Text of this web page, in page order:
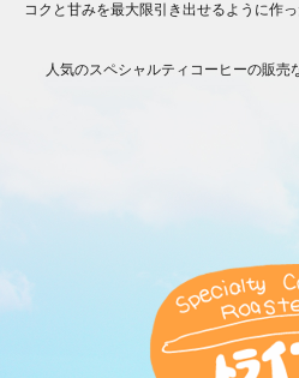
コクと甘みを最大限引き出せるように作
人気のスペシャルティコーヒーの販売